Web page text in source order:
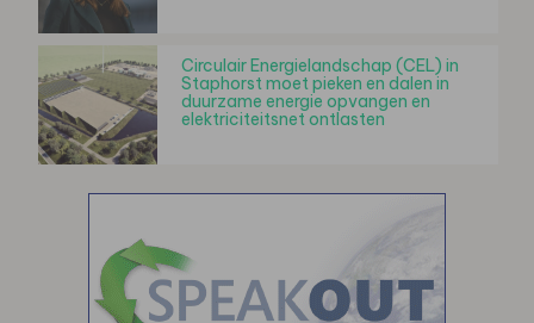
Circulair Energielandschap (CEL) in
Staphorst moet pieken en dalen in
duurzame energie opvangen en
elektriciteitsnet ontlasten